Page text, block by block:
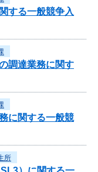
する一般競争入
調達業務に関す
に関する一般競
所